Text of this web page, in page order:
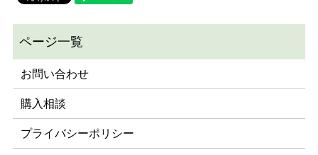
お問い合わせ
購入相談
プライバシーポリシー